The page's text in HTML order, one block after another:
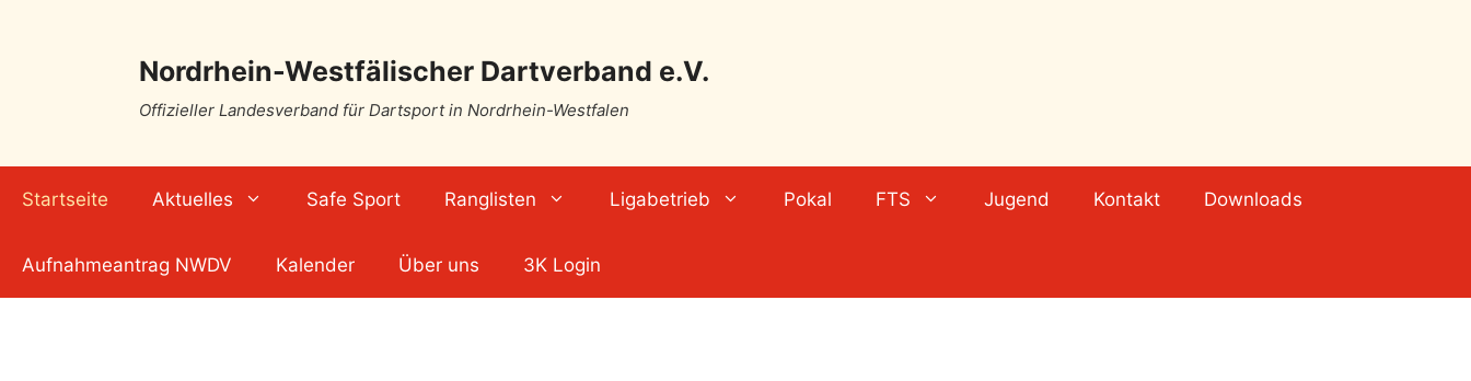
Nordrhein-Westfälischer Dartverband e.V.
Offizieller Landesverband für Dartsport in Nordrhein-Westfalen
Startseite Aktuelles Safe Sport Ranglisten Ligabetrieb Pokal FTS Jugend Kontakt Downloads
Aufnahmeantrag NWDV Kalender Über uns 3K Login